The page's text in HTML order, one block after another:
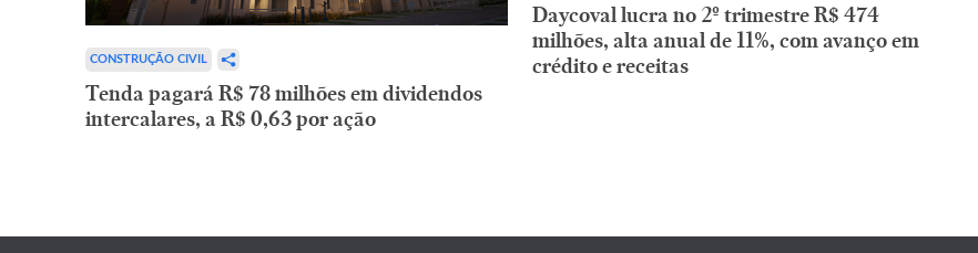
CONSTRUÇÃO CIVIL
Tenda pagará R$ 78 milhões em dividendos
intercalares, a R$ 0,63 por ação
Daycoval lucra no 2º trimestre R$ 474
milhões, alta anual de 11%, com avanço em
crédito e receitas